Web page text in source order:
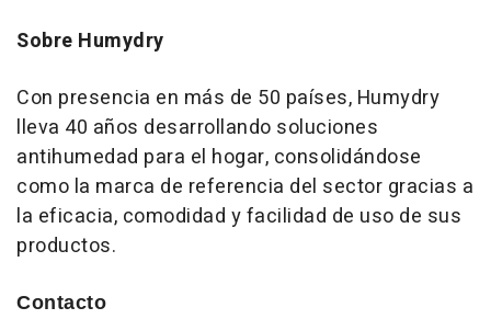
Sobre Humydry
Con presencia en más de 50 países, Humydry
lleva 40 años desarrollando soluciones
antihumedad para el hogar, consolidándose
como la marca de referencia del sector gracias a
la eficacia, comodidad y facilidad de uso de sus
productos.
Contacto